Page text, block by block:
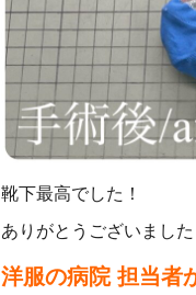
靴下最高でした！
ありがとうございました
洋服の病院 担当者